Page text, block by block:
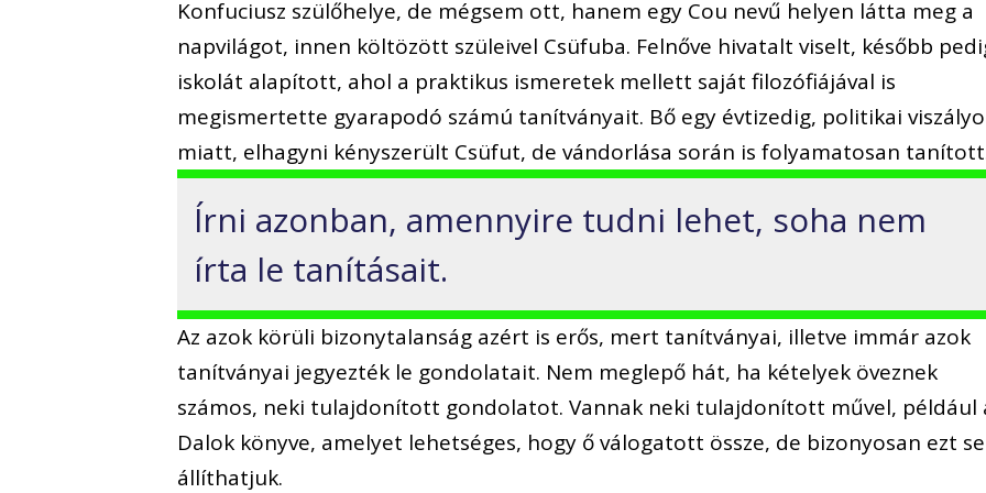
Konfuciusz szülőhelye, de mégsem ott, hanem egy Cou nevű helyen látta meg a
napvilágot, innen költözött szüleivel Csüfuba. Felnőve hivatalt viselt, később
iskolát alapított, ahol a praktikus ismeretek mellett saját filozófiájával is
megismertette gyarapodó számú tanítványait. Bő egy évtizedig, politikai
miatt, elhagyni kényszerült Csüfut, de vándorlása során is folyamatosan
Írni azonban, amennyire tudni lehet, soha nem
írta le tanításait.
Az azok körüli bizonytalanság azért is erős, mert tanítványai, illetve immár azok
tanítványai jegyezték le gondolatait. Nem meglepő hát, ha kételyek öveznek
számos, neki tulajdonított gondolatot. Vannak neki tulajdonított művel, például
Dalok könyve, amelyet lehetséges, hogy ő válogatott össze, de bizonyosan ezt
állíthatjuk.